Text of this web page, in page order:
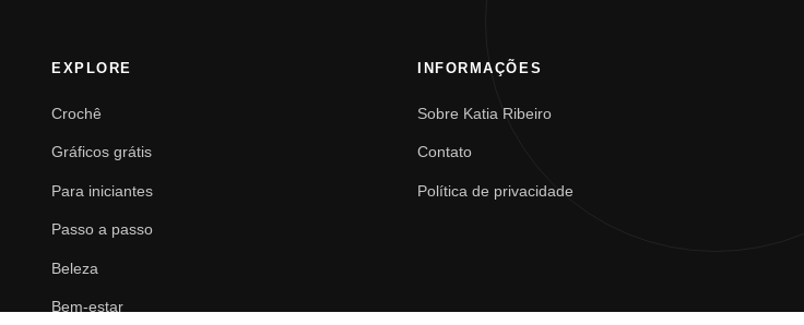
EXPLORE
Crochê
Gráficos grátis
Para iniciantes
Passo a passo
Beleza
Bem-estar
INFORMAÇÕES
Sobre Katia Ribeiro
Contato
Política de privacidade